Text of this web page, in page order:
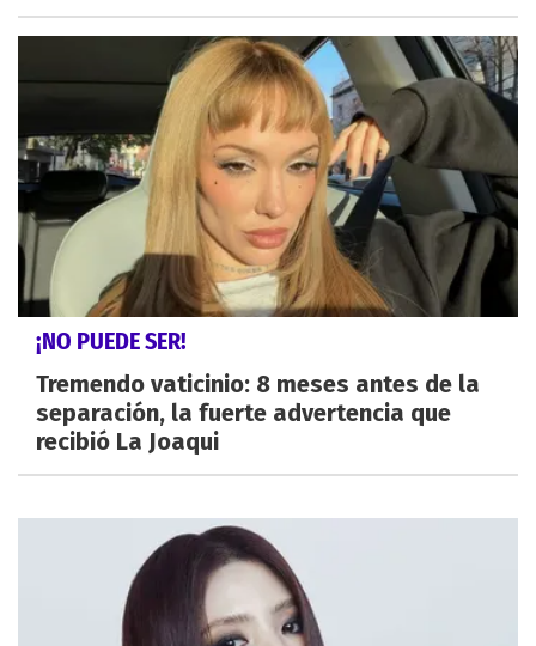
¡NO PUEDE SER!
Tremendo vaticinio: 8 meses antes de la
separación, la fuerte advertencia que
recibió La Joaqui